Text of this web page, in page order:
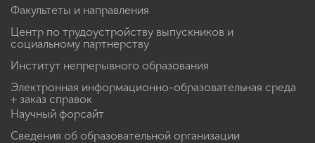
Факультеты и направления
Центр по трудоустройству выпускников и
социальному партнерству
Институт непрерывного образования
Электронная информационно-образовательная среда
+ заказ справок
Научный форсайт
Сведения об образовательной организации